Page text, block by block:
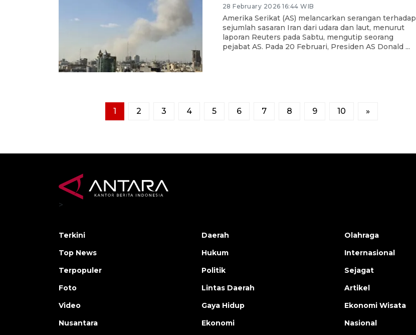
28 February 2026 16:44 WIB
Amerika Serikat (AS) melancarkan serangan terhadap
sejumlah sasaran Iran dari udara dan laut, menurut
laporan Reuters pada Sabtu, mengutip seorang
pejabat AS. Pada 20 Februari, Presiden AS Donald ...
1 2 3 4 5 6 7 8 9 10 »
>
Terkini
Top News
Terpopuler
Foto
Video
Nusantara
Daerah
Hukum
Politik
Lintas Daerah
Gaya Hidup
Ekonomi
Olahraga
Internasional
Sejagat
Artikel
Ekonomi Wisata
Nasional